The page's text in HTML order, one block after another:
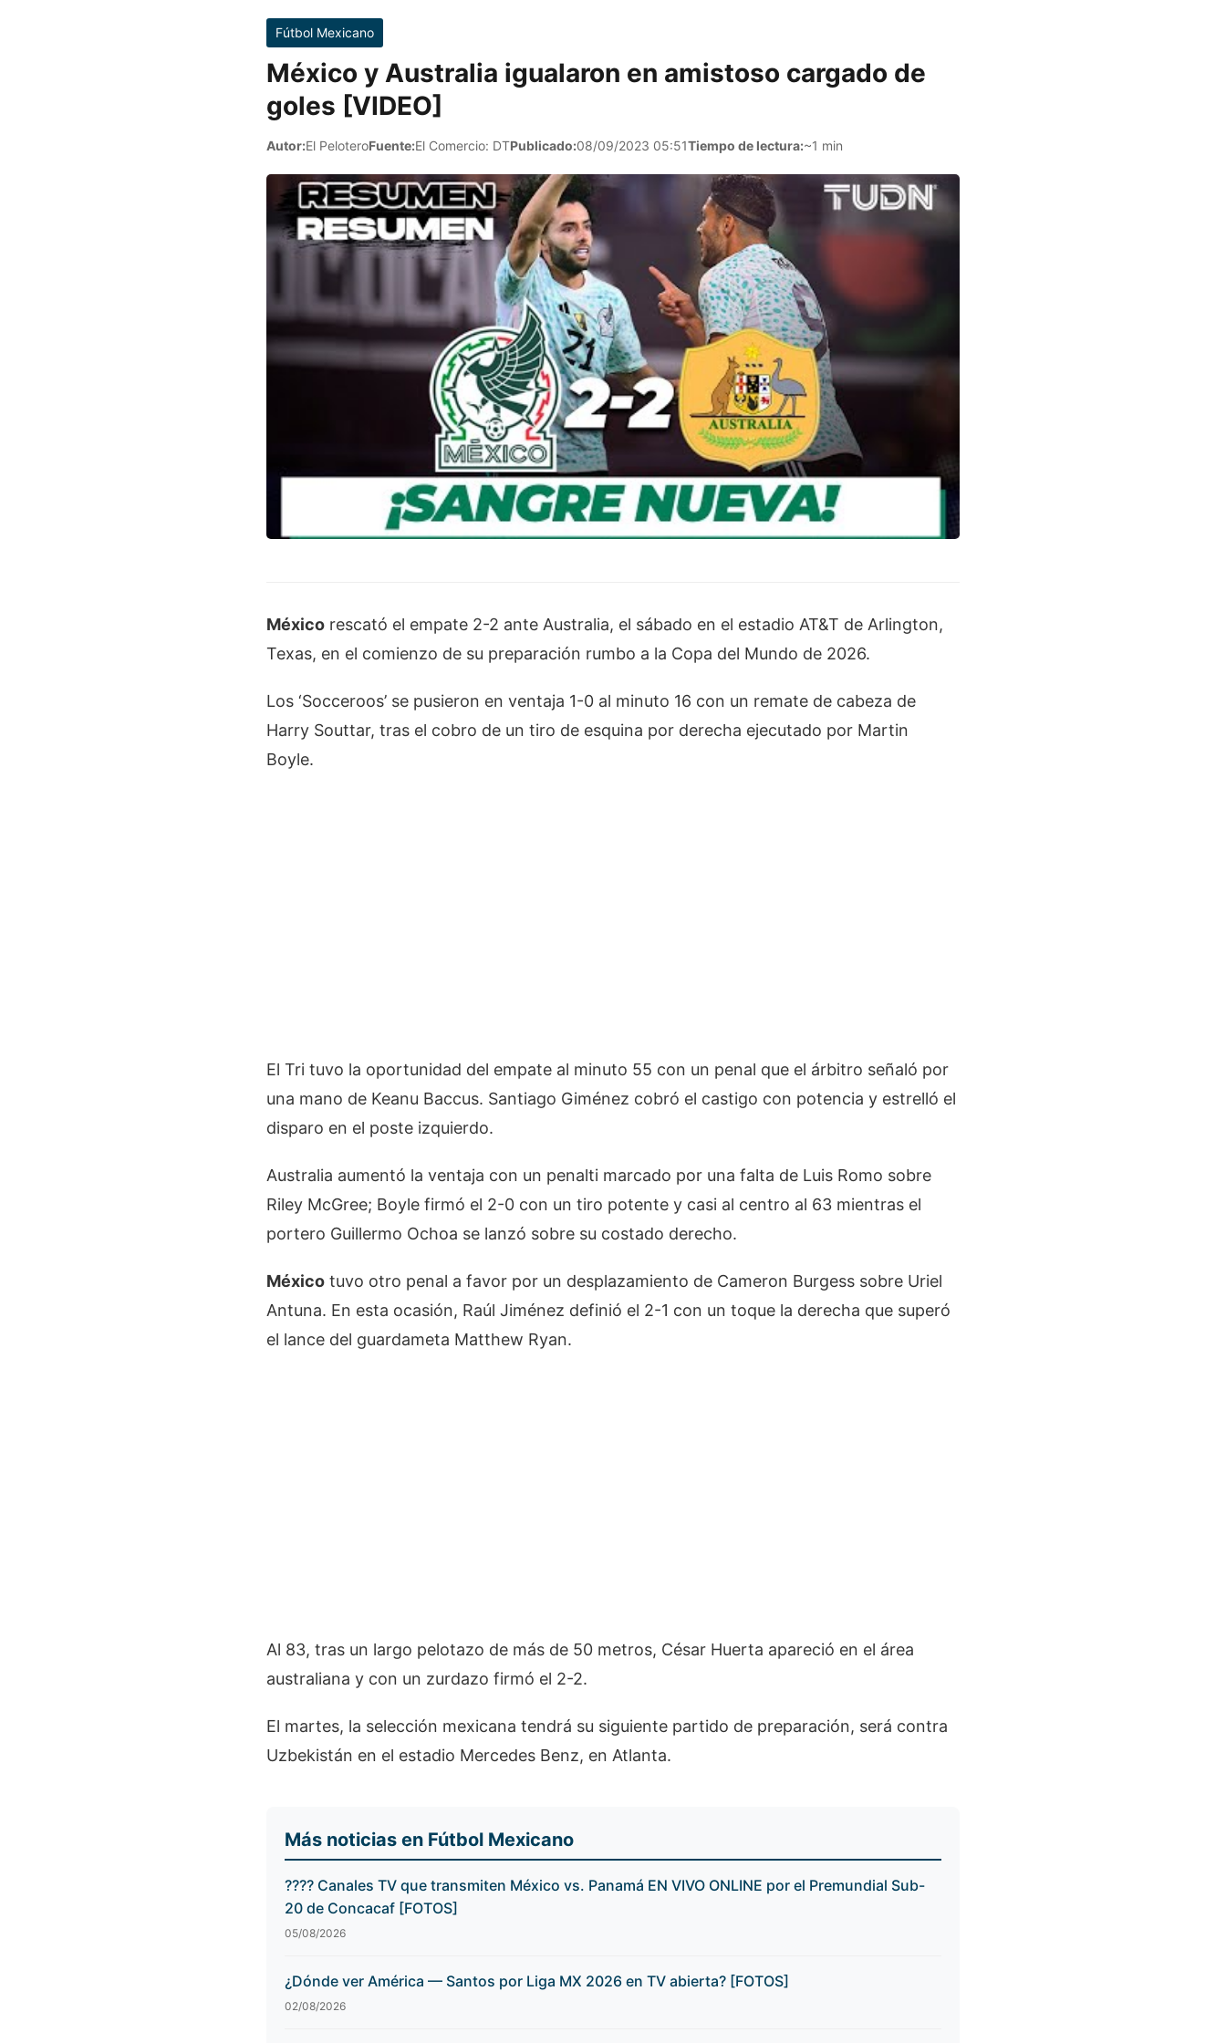
Fútbol Mexicano
México y Australia igualaron en amistoso cargado de
goles [VIDEO]
Autor:El PeloteroFuente:El Comercio: DTPublicado:08/09/2023 05:51Tiempo de lectura:~1 min
México rescató el empate 2-2 ante Australia, el sábado en el estadio AT&T de Arlington,
Texas, en el comienzo de su preparación rumbo a la Copa del Mundo de 2026.
Los ‘Socceroos’ se pusieron en ventaja 1-0 al minuto 16 con un remate de cabeza de
Harry Souttar, tras el cobro de un tiro de esquina por derecha ejecutado por Martin
Boyle.
El Tri tuvo la oportunidad del empate al minuto 55 con un penal que el árbitro señaló por
una mano de Keanu Baccus. Santiago Giménez cobró el castigo con potencia y estrelló el
disparo en el poste izquierdo.
Australia aumentó la ventaja con un penalti marcado por una falta de Luis Romo sobre
Riley McGree; Boyle firmó el 2-0 con un tiro potente y casi al centro al 63 mientras el
portero Guillermo Ochoa se lanzó sobre su costado derecho.
México tuvo otro penal a favor por un desplazamiento de Cameron Burgess sobre Uriel
Antuna. En esta ocasión, Raúl Jiménez definió el 2-1 con un toque la derecha que superó
el lance del guardameta Matthew Ryan.
Al 83, tras un largo pelotazo de más de 50 metros, César Huerta apareció en el área
australiana y con un zurdazo firmó el 2-2.
El martes, la selección mexicana tendrá su siguiente partido de preparación, será contra
Uzbekistán en el estadio Mercedes Benz, en Atlanta.
Más noticias en Fútbol Mexicano
???? Canales TV que transmiten México vs. Panamá EN VIVO ONLINE por el Premundial Sub-
20 de Concacaf [FOTOS]
05/08/2026
¿Dónde ver América — Santos por Liga MX 2026 en TV abierta? [FOTOS]
02/08/2026